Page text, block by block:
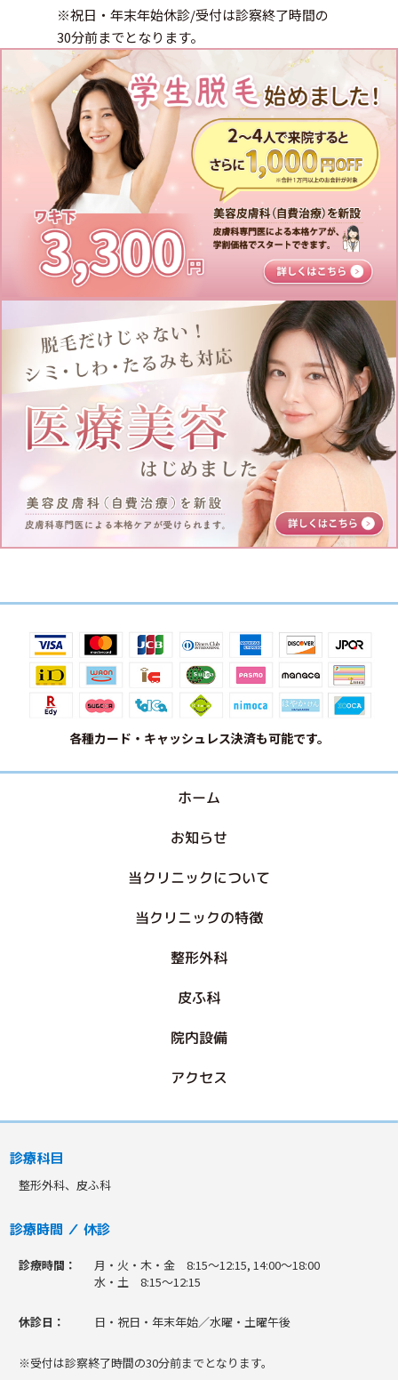
※祝日・年末年始休診/受付は診察終了時間の
30分前までとなります。
各種カード・キャッシュレス決済も可能です。
ホーム
お知らせ
当クリニックについて
当クリニックの特徴
整形外科
皮ふ科
院内設備
アクセス
診療科目
整形外科、皮ふ科
診療時間 ／ 休診
診療時間：
月・火・木・金 8:15〜12:15, 14:00〜18:00
水・土 8:15〜12:15
休診日： 日・祝日・年末年始／水曜・土曜午後
※受付は診察終了時間の30分前までとなります。